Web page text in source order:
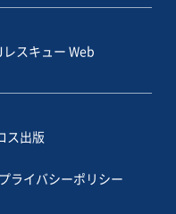
レスキュー Web
ス出版
プライバシーポリシー